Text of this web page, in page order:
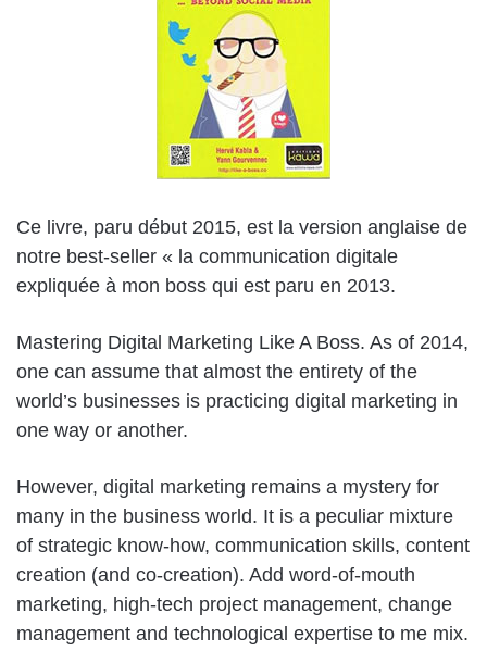
Ce livre, paru début 2015, est la version anglaise de
notre best-seller « la communication digitale
expliquée à mon boss qui est paru en 2013.
Mastering Digital Marketing Like A Boss. As of 2014,
one can assume that almost the entirety of the
world’s businesses is practicing digital marketing in
one way or another.
However, digital marketing remains a mystery for
many in the business world. It is a peculiar mixture
of strategic know-how, communication skills, content
creation (and co-creation). Add word-of-mouth
marketing, high-tech project management, change
management and technological expertise to me mix.